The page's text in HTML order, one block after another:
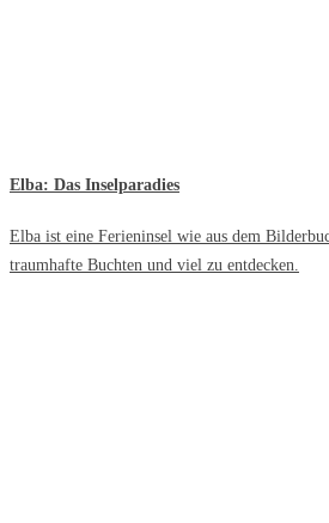
Elba: Das Inselparadies
Elba ist eine Ferieninsel wie aus dem
traumhafte Buchten und viel zu entdecken.